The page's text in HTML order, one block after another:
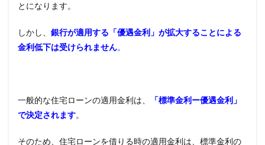
換え
料の
商品
別の
SBIネ
ット
とになります。
しかし、 銀行が適用する「優遇金利」が拡大することによる
金利低下は受けられません。
一般的な住宅ローンの適用金利は、
「標準金利ー優遇金利」
で決定されます。
そのため、住宅ローンを借りる時の適用金利は、標準金利の